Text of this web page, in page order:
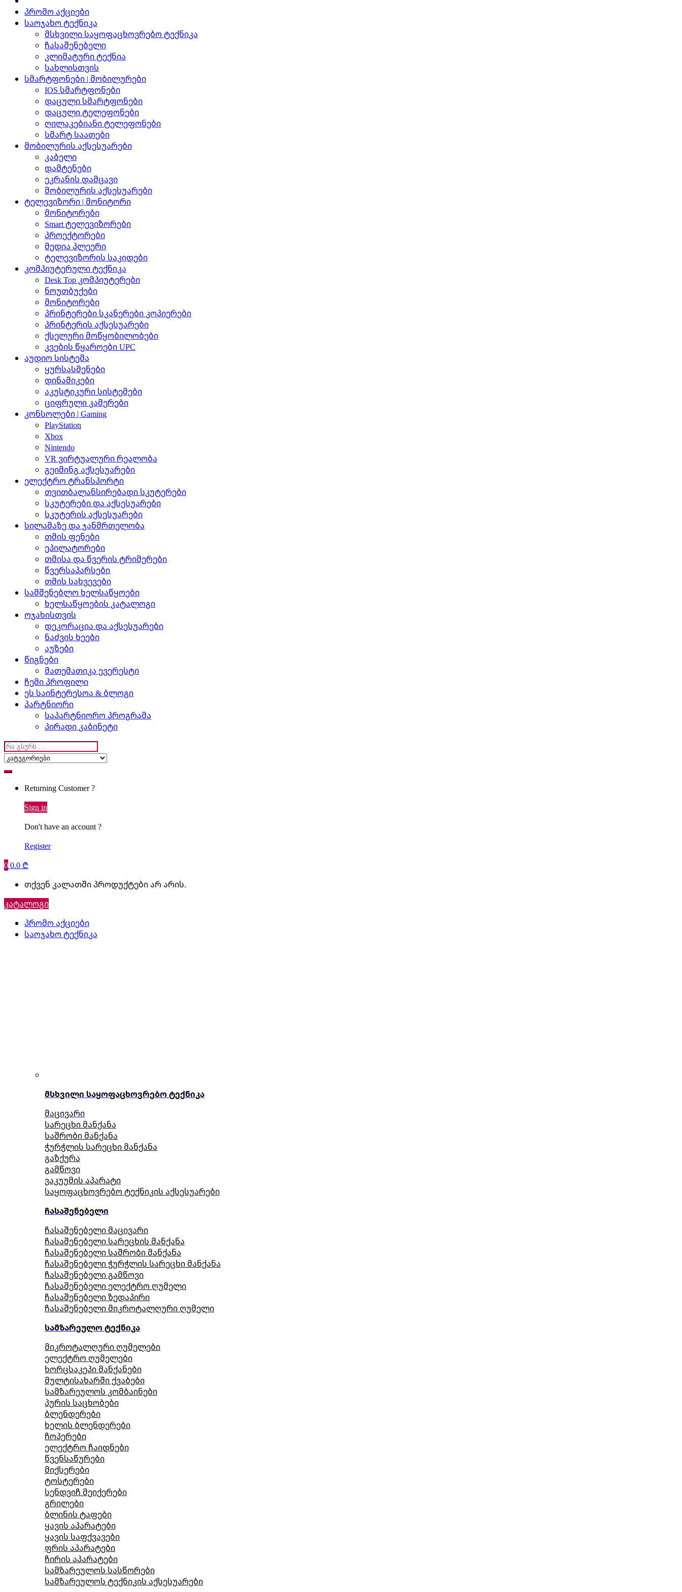
პრომო აქციები
საოჯახო ტექნიკა
მსხვილი საყოფაცხოვრებო ტექნიკა
ჩასაშენებელი
კლიმატური ტექნია
სახლისთვის
სმარტფონები | მობილურები
IOS სმარტფონები
დაცული სმარტფონები
დაცული ტელეფონები
ღილაკებიანი ტელეფონები
სმარტ საათები
მობილურის აქსესუარები
კაბელი
დამტენები
ეკრანის დამცავი
მობილურის აქსესუარები
ტელევიზორი | მონიტორი
მონიტორები
Smart ტელევიზორები
პროექტორები
მედია პლეერი
ტელევიზორის საკიდები
კომპიუტერული ტექნიკა
Desk Top კომპიუტერები
ნოუთბუქები
მონიტორები
პრინტერები სკანერები კოპიერები
პრინტერის აქსესუარები
ქსელური მოწყობილობები
კვების წყაროები UPC
აუდიო სისტემა
ყურსასმენები
დინამიკები
აკუსტიკური სისტემები
ციფრული კამერები
კონსოლები | Gaming
PlayStation
Xbox
Nintendo
VR ვირტუალური რეალობა
გეიმინგ აქსესუარები
ელექტრო ტრანსპორტი
თვითბალანსირებადი სკუტერები
სკუტერები და აქსესუარები
სკუტერის აქსესუარები
სილამაზე და ჯანმრთელობა
თმის ფენები
ეპილატორები
თმისა და წვერის ტრიმერები
წვერსაპარსები
თმის სახვევები
სამშენებლო ხელსაწყოები
ხელსაწყოების კატალოგი
ოჯახისთვის
დეკორაცია და აქსესუარები
ნაძვის ხეები
აუზები
წიგნები
მათემათიკა ევერესტი
ჩემი პროფილი
ეს საინტერესოა & ბლოგი
პარტნიორი
საპარტნიორო პროგრამა
პირადი კაბინეტი
Search
for:
Returning Customer ?
Sign in
Don't have an account ?
Register
00.0 ₾
თქვენ კალათში პროდუქტები არ არის.
კატალოგი
პრომო აქციები
საოჯახო ტექნიკა
მსხვილი საყოფაცხოვრებო ტექნიკა
მაცივარი
სარეცხი მანქანა
საშრობი მანქანა
ჭურჭლის სარეცხი მანქანა
გაზქურა
გამწოვი
ვაკუუმის აპარატი
საყოფაცხოვრებო ტექნიკის აქსესუარები
ჩასაშენებელი
ჩასაშენებელი მაცივარი
ჩასაშენებელი სარეცხის მანქანა
ჩასაშენებელი საშრობი მანქანა
ჩასაშენებელი ჭურჭლის სარეცხი მანქანა
ჩასაშენებელი გამწოვი
ჩასაშენებელი ელექტრო ღუმელი
ჩასაშენებელი ზედაპირი
ჩასაშენებელი მიკროტალღური ღუმელი
სამზარეულო ტექნიკა
მიკროტალღური ღუმელები
ელექტრო ღუმელები
ხორცსაკეპი მანქანები
მულტისახარში ქვაბები
სამზარეულოს კომბაინები
პურის საცხობები
ბლენდერები
ხელის ბლენდერები
ჩოპერები
ელექტრო ჩაიდნები
წვენსაწურები
მიქსერები
ტოსტერები
სენდვიჩ მეიქერები
გრილები
ბლინის ტაფები
ყავის აპარატები
ყავის საფქვავები
ფრის აპარატები
ჩირის აპარატები
სამზარეულოს სასწორები
სამზარეულოს ტექნიკის აქსესუარები